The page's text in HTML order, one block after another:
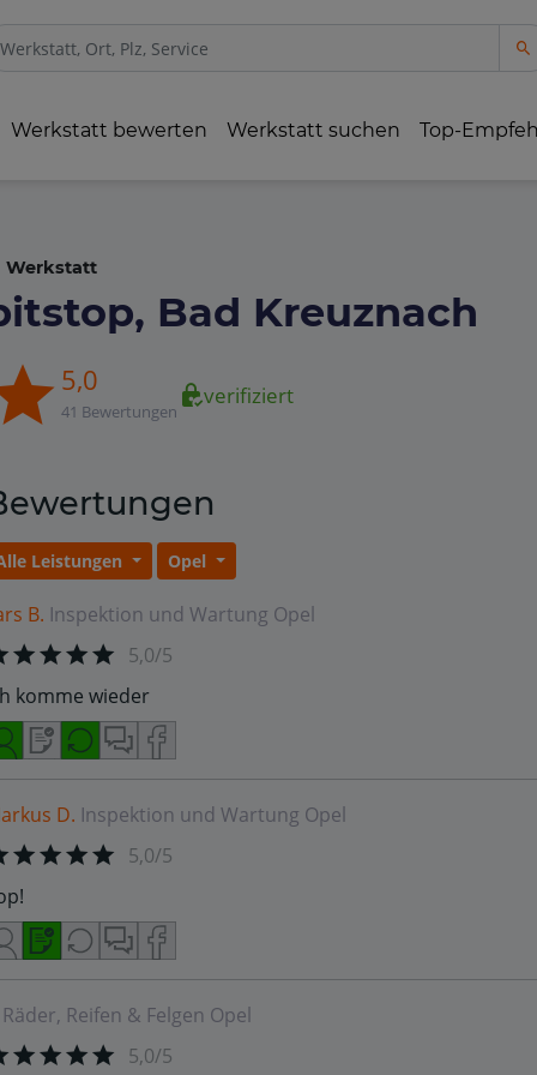
Werkstatt bewerten Werkstatt suchen Top-
Werkstatt
Bad Kreuznach
5,0
41 Bewertungen
verifiziert
Leistungen Opel
B. Inspektion und Wartung Opel
5,0/5
komme wieder
D. Inspektion und Wartung Opel
5,0/5
Räder, Reifen & Felgen Opel
5,0/5